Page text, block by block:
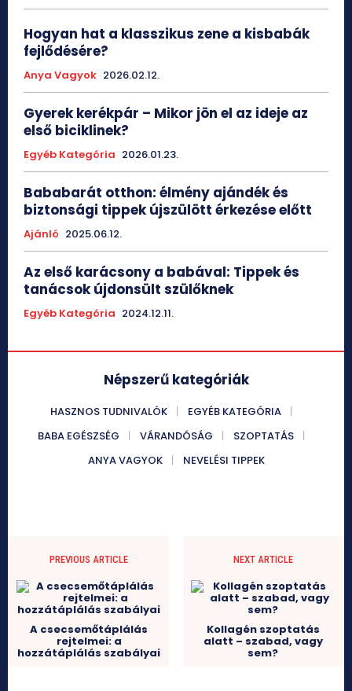
Hogyan hat a klasszikus zene a kisbabák
fejlődésére?
Anya Vagyok 2026.02.12.
Gyerek kerékpár – Mikor jön el az ideje az
első biciklinek?
Egyéb Kategória 2026.01.23.
Bababarát otthon: élmény ajándék és
biztonsági tippek újszülött érkezése előtt
Ajánló 2025.06.12.
Az első karácsony a babával: Tippek és
tanácsok újdonsült szülőknek
Egyéb Kategória 2024.12.11.
Népszerű kategóriák
HASZNOS TUDNIVALÓK
EGYÉB KATEGÓRIA
BABA EGÉSZSÉG
VÁRANDÓSÁG
SZOPTATÁS
ANYA VAGYOK
NEVELÉSI TIPPEK
PREVIOUS ARTICLE
A csecsemőtáplálás
rejtelmei: a
hozzátáplálás szabályai
NEXT ARTICLE
Kollagén szoptatás
alatt – szabad, vagy
sem?